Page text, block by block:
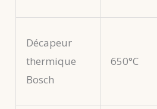
Décapeur
thermique
Bosch
650°C